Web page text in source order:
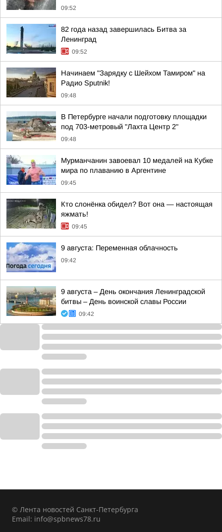
09:52
82 года назад завершилась Битва за
Ленинград
09:52
Начинаем "Зарядку с Шейхом Тамиром" на
Радио Sputnik!
09:48
В Петербурге начали подготовку площадки
под 703-метровый "Лахта Центр 2"
09:48
Мурманчанин завоевал 10 медалей на Кубке
мира по плаванию в Аргентине
09:45
Кто слонёнка обидел? Вот она — настоящая
яжмать!
09:45
9 августа: Переменная облачность
09:42
9 августа – День окончания Ленинградской
битвы – День воинской славы России
09:42
© Лента новостей Санкт-Петербурга
Email: info@spbnews78.ru